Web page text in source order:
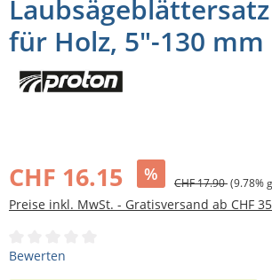
für Holz, 5"-130 mm
CHF 16.15 % CHF 17.90(9.78%
Preise inkl. MwSt. - Gratisversand ab CHF
Durchschnittliche Bewertung von 0 von 5
Bewerten